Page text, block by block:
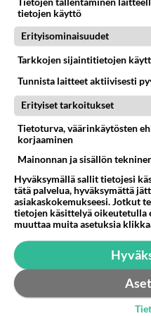
vaikka saabissa käy
volvon lujuudesta
Äänestä
tietojen käyttö
Erityisominaisuudet
Tarkkojen sijaintitietojen
Tunnista laitteet aktiivisesti
Erityiset tarkoitukset
Tietoturva, väärinkäytösten
korjaaminen
Mainonnan ja sisällön
Hyväksymällä sallit tietojesi
tätä palvelua, hyväksymättä
asiakaskokemukseesi. Jotkut
tietojen käsittelyä oikeutetulla
muuttaa muita asetuksia